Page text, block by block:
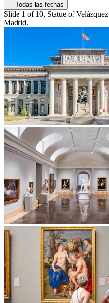
Todas las fechas
Slide 1 of 10, Statue of
Madrid.